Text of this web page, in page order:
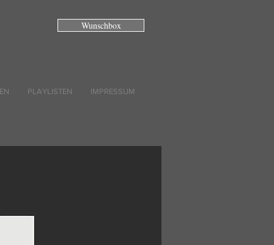
Wunschbox
PLAYLISTEN IMPRESSUM